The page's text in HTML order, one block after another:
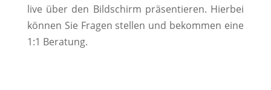
live über den Bildschirm präsentieren. Hierbei
können Sie Fragen stellen und bekommen eine
1:1 Beratung.